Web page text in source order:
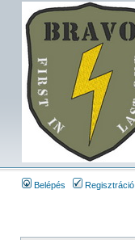
Belépés Regisztráció